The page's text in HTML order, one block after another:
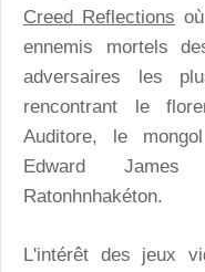
Creed Reflections
ennemis mortels
adversaires les
rencontrant le
Auditore, le
Edward
Ratonhnhakéton.
L'intérêt des jeux